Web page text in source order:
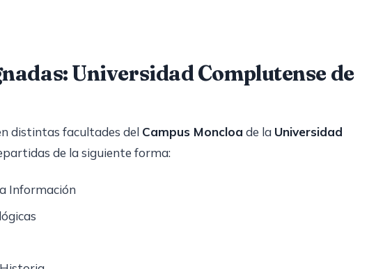
Universidad Complutense de
distintas facultades del Campus Moncloa de la Universidad
de la siguiente forma:
Información